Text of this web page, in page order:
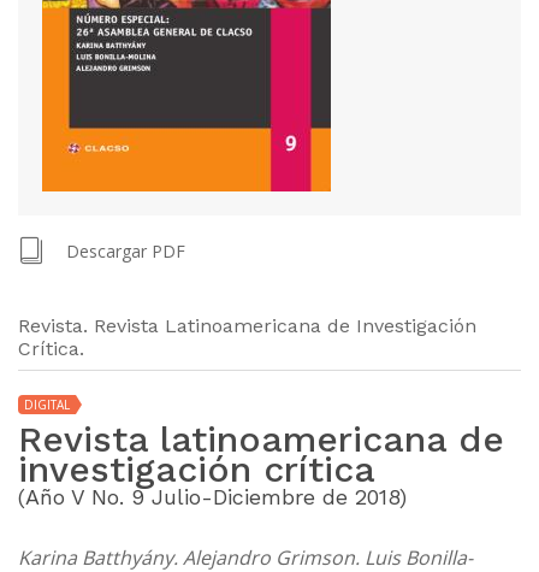
Descargar PDF
Revista. Revista Latinoamericana de Investigación
Crítica.
DIGITAL
Revista latinoamericana de
investigación crítica
(Año V No. 9 Julio-Diciembre de 2018)
Karina Batthyány. Alejandro Grimson. Luis Bonilla-